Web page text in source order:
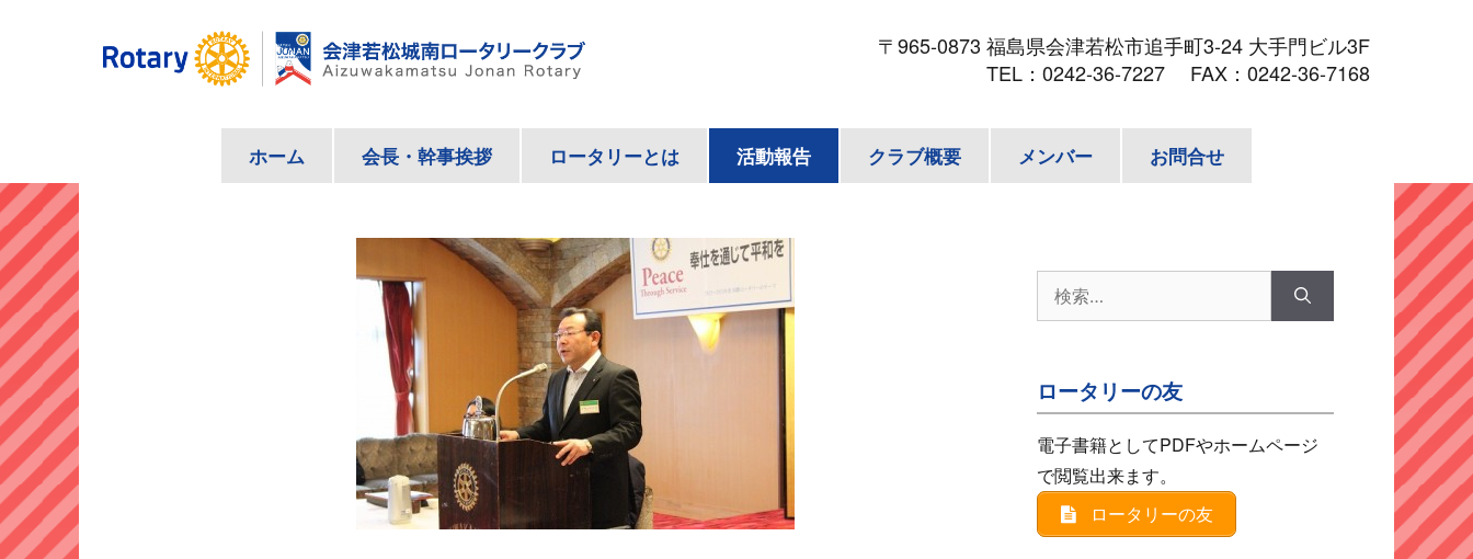
ス
キ
ッ
プ
〒965-0873 福島県会津若松市追手町3-24 大手門ビル3F
TEL： 0242-36-7227 FAX：0242-36-7168
ホーム 会長・幹事挨拶 ロータリーとは 活動報告 クラブ概要 メンバー お問合せ
索:
ロータリーの友
電子書籍としてPDFやホームページ
で閲覧出来ます。
ロータリーの友